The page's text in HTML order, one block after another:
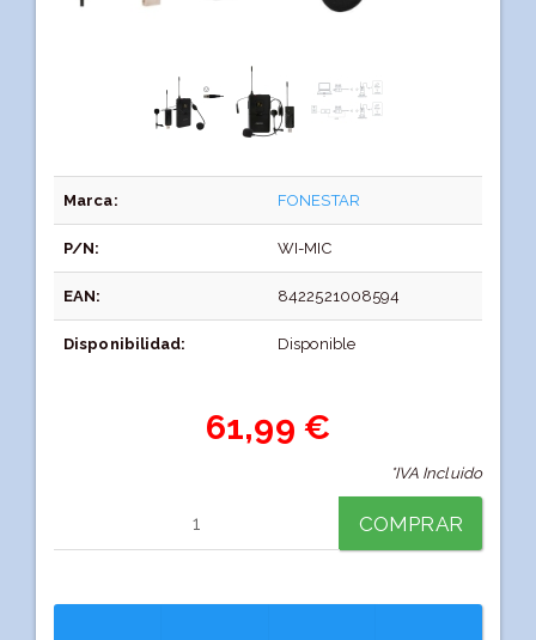
Marca: FONESTAR
P/N: WI-MIC
EAN: 8422521008594
Disponibilidad: Disponible
61,99 €
*IVA Incluido
COMPRAR